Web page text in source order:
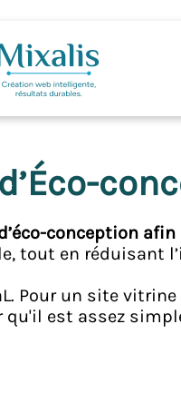
conception
tout en
Pour un site
est assez